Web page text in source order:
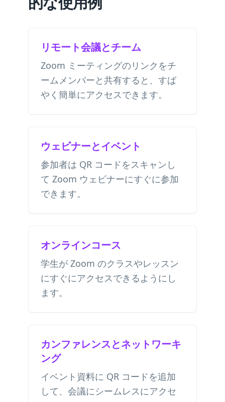
リモート会議とチーム
Zoom ミーティングのリンクをチ
ームメンバーと共有すると、すば
やく簡単にアクセスできます。
ウェビナーとイベント
参加者は QR コードをスキャンし
て Zoom ウェビナーにすぐに参加
できます。
オンラインコース
学生が Zoom のクラスやレッスン
にすぐにアクセスできるようにし
ます。
カンファレンスとネットワーキ
ング
イベント資料に QR コードを追加
して、会議にシームレスにアクセ